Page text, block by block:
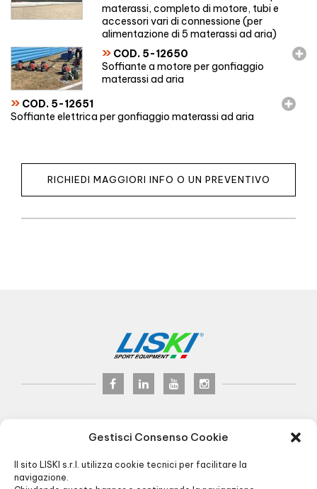
Gestisci Consenso Cookie
Il sito LISKI s.r.l. utilizza cookie tecnici per facilitare la
navigazione.
materassi, completo di motore, tubi e
accessori vari di connessione (per
alimentazione di 5 materassi ad aria)
» COD. 5-12650
Soffiante a motore per gonfiaggio
materassi ad aria
» COD. 5-12651
Soffiante elettrica per gonfiaggio materassi ad aria
RICHIEDI MAGGIORI INFO O UN PREVENTIVO
© 2024LISKI s.r.l.
Via Veneto, 8 - 24041 Brembate (BG) Italy
Pec:liski@pec.it